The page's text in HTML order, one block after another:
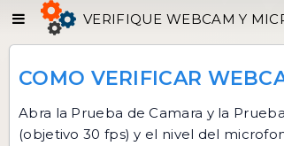
VERIFIQUE WEBCAM Y
COMO VERIFICAR
Abra la Prueba de Camara y la
(objetivo 30 fps) y el nivel del